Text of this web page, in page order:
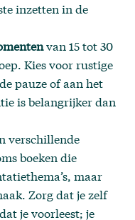
inzetten in de
van 15 tot 30
Kies voor rustige
pauze of aan het
is belangrijker dan
verschillende
boeken die
maar
Zorg dat je zelf
je voorleest; je